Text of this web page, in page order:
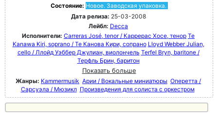
Состояние: Новое. Заводская упаковка.
Дата релиза: 25-03-2008
Лейбл: Decca
Исполнители: Carreras José, tenor / Каррерас Хосе, тенор Te
Kanawa Kiri, soprano / Те Канова Кири, сопрано Lloyd Webber Julian,
cello / Ллойд Уэббер Джулиан, виолончель Terfel Bryn, baritone /
Терфль Брин, баритон
Показать больше
Жанры: Kammermusik Арии / Вокальные миниатюры Оперетта /
Сарсуэла / Мюзикл Произведения для солиста с оркестром